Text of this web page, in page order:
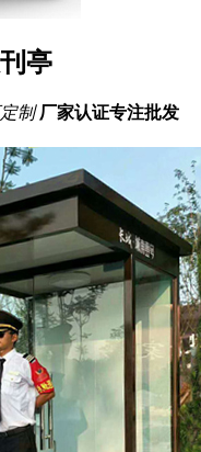
亭
制 厂家认证专注批发